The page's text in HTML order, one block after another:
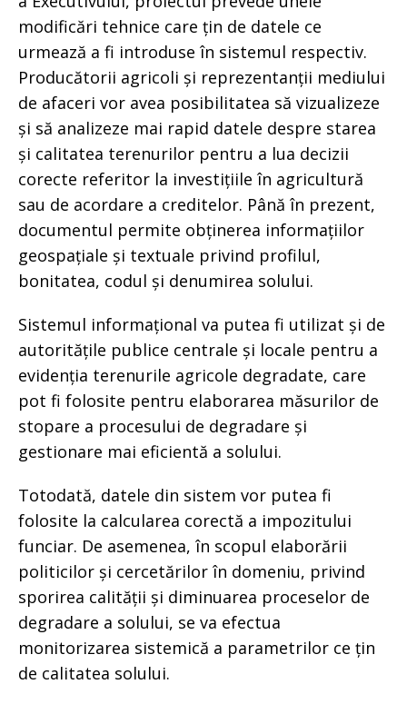
modificări tehnice care țin de datele ce
urmează a fi introduse în sistemul respectiv.
Producătorii agricoli și reprezentanții mediului
de afaceri vor avea posibilitatea să vizualizeze
și să analizeze mai rapid datele despre starea
și calitatea terenurilor pentru a lua decizii
corecte referitor la investițiile în agricultură
sau de acordare a creditelor. Până în prezent,
documentul permite obținerea informațiilor
geospațiale și textuale privind profilul,
bonitatea, codul și denumirea solului.
Sistemul informațional va putea fi utilizat și de
autoritățile publice centrale și locale pentru a
evidenția terenurile agricole degradate, care
pot fi folosite pentru elaborarea măsurilor de
stopare a procesului de degradare și
gestionare mai eficientă a solului.
Totodată, datele din sistem vor putea fi
folosite la calcularea corectă a impozitului
funciar. De asemenea, în scopul elaborării
politicilor și cercetărilor în domeniu, privind
sporirea calității și diminuarea proceselor de
degradare a solului, se va efectua
monitorizarea sistemică a parametrilor ce țin
de calitatea solului.